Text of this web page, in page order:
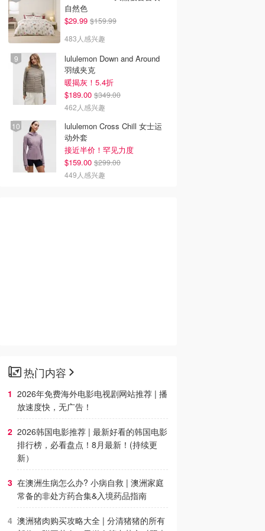
自然色
$29.99 $159.99
483人感兴趣
lululemon Down and Around
羽绒夹克
暖揭灰！5.4折
$189.00 $349.00
462人感兴趣
lululemon Cross Chill 女士运
动外套
接近半价！罕见力度
$159.00 $299.00
449人感兴趣
热门内容
2026年免费海外电影电视剧网站推荐 | 播
放速度快，无广告！
2026韩国电影推荐 | 最新好看的韩国电影
排行榜，必看盘点！8月最新！(持续更
新）
在澳洲生病怎么办? 小病自救 | 澳洲家庭
常备的非处方药合集&入境药品指南
澳洲猪肉购买攻略大全 | 分清猪猪的所有